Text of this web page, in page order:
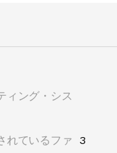
ィング・シス
れているファ
3